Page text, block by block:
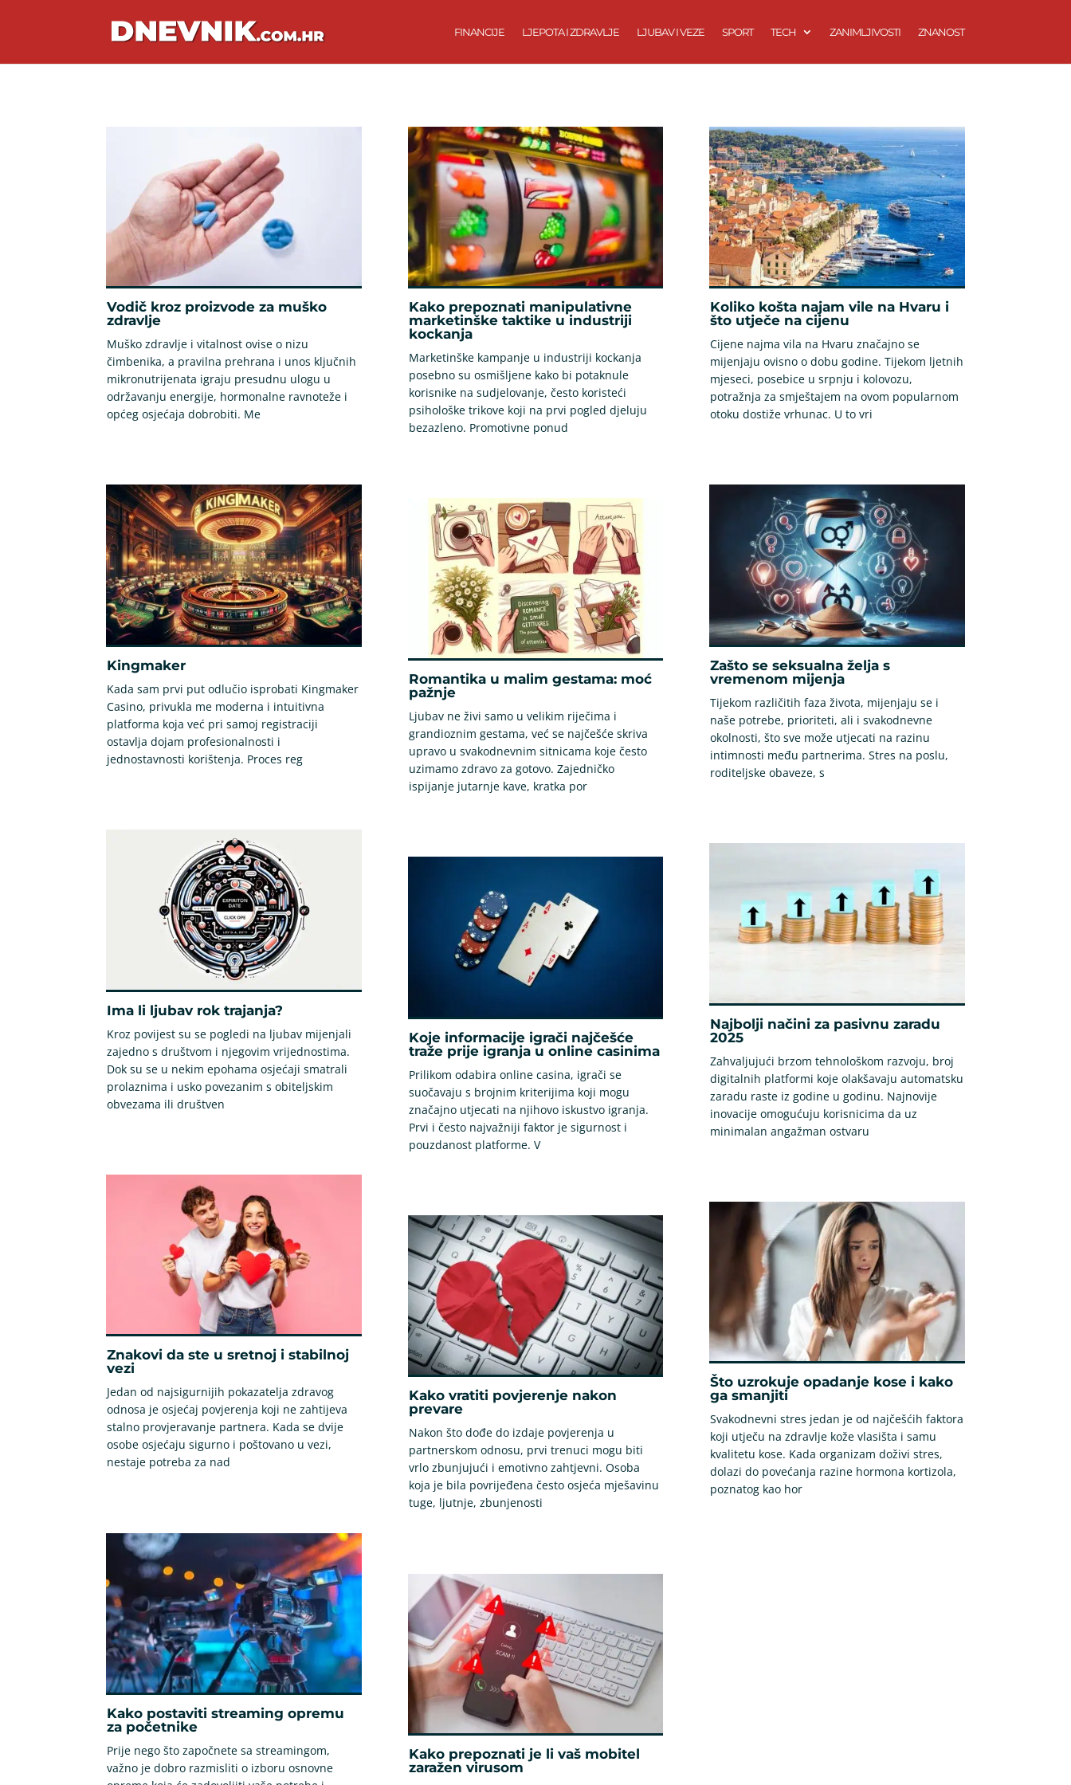
FINANCIJE LJEPOTA I ZDRAVLJE LJUBAV I VEZE SPORT TECH ZANIMLJIVOSTI ZNANOST
Vodič kroz proizvode za muško
zdravlje
Muško zdravlje i vitalnost ovise o nizu
čimbenika, a pravilna prehrana i unos ključnih
mikronutrijenata igraju presudnu ulogu u
održavanju energije, hormonalne ravnoteže i
općeg osjećaja dobrobiti. Me
Kingmaker
Kada sam prvi put odlučio isprobati Kingmaker
Casino, privukla me moderna i intuitivna
platforma koja već pri samoj registraciji
ostavlja dojam profesionalnosti i
jednostavnosti korištenja. Proces reg
Ima li ljubav rok trajanja?
Kroz povijest su se pogledi na ljubav mijenjali
zajedno s društvom i njegovim vrijednostima.
Dok su se u nekim epohama osjećaji smatrali
prolaznima i usko povezanim s obiteljskim
obvezama ili društven
Znakovi da ste u sretnoj i stabilnoj
vezi
Jedan od najsigurnijih pokazatelja zdravog
odnosa je osjećaj povjerenja koji ne zahtijeva
stalno provjeravanje partnera. Kada se dvije
osobe osjećaju sigurno i poštovano u vezi,
nestaje potreba za nad
Kako postaviti streaming opremu
za početnike
Prije nego što započnete sa streamingom,
važno je dobro razmisliti o izboru osnovne
Kako prepoznati manipulativne
marketinške taktike u industriji
kockanja
Marketinške kampanje u industriji kockanja
posebno su osmišljene kako bi potaknule
korisnike na sudjelovanje, često koristeći
psihološke trikove koji na prvi pogled djeluju
bezazleno. Promotivne ponud
Romantika u malim gestama: moć
pažnje
Ljubav ne živi samo u velikim riječima i
grandioznim gestama, već se najčešće skriva
upravo u svakodnevnim sitnicama koje često
uzimamo zdravo za gotovo. Zajedničko
ispijanje jutarnje kave, kratka por
Koje informacije igrači najčešće
traže prije igranja u online casinima
Prilikom odabira online casina, igrači se
suočavaju s brojnim kriterijima koji mogu
značajno utjecati na njihovo iskustvo igranja.
Prvi i često najvažniji faktor je sigurnost i
pouzdanost platforme. V
Kako vratiti povjerenje nakon
prevare
Nakon što dođe do izdaje povjerenja u
partnerskom odnosu, prvi trenuci mogu biti
vrlo zbunjujući i emotivno zahtjevni. Osoba
koja je bila povrijeđena često osjeća mješavinu
tuge, ljutnje, zbunjenosti
Kako prepoznati je li vaš mobitel
zaražen virusom
Koliko košta najam vile na Hvaru i
što utječe na cijenu
Cijene najma vila na Hvaru značajno se
mijenjaju ovisno o dobu godine. Tijekom ljetnih
mjeseci, posebice u srpnju i kolovozu,
potražnja za smještajem na ovom popularnom
otoku dostiže vrhunac. U to vri
Zašto se seksualna želja s
vremenom mijenja
Tijekom različitih faza života, mijenjaju se i
naše potrebe, prioriteti, ali i svakodnevne
okolnosti, što sve može utjecati na razinu
intimnosti među partnerima. Stres na poslu,
roditeljske obaveze, s
Najbolji načini za pasivnu zaradu
2025
Zahvaljujući brzom tehnološkom razvoju, broj
digitalnih platformi koje olakšavaju automatsku
zaradu raste iz godine u godinu. Najnovije
inovacije omogućuju korisnicima da uz
minimalan angažman ostvaru
Što uzrokuje opadanje kose i kako
ga smanjiti
Svakodnevni stres jedan je od najčešćih faktora
koji utječu na zdravlje kože vlasišta i samu
kvalitetu kose. Kada organizam doživi stres,
dolazi do povećanja razine hormona kortizola,
poznatog kao hor